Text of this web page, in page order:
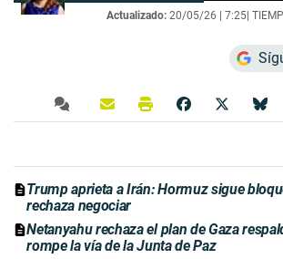
Actualizado: 20/05/26 | 7:25|
Trump aprieta a Irán: Hormuz sigue
rechaza negociar
Netanyahu rechaza el plan de Gaza
rompe la vía de la Junta de Paz